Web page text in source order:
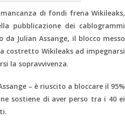
mancanza di fondi frena Wikileaks,
pubblicazione dei cablogrammi
Julian Assange, il blocco messo
costretto Wikileaks ad impegnarsi
la sopravvivenza.
– è riuscito a bloccare il 95%
sostiene di aver perso tra i 40 ei